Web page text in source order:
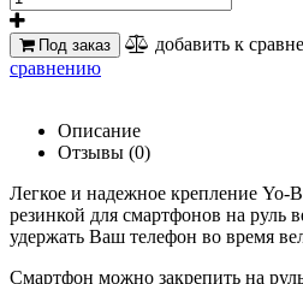
Под заказ добавить к
сравнению
Описание
Отзывы (0)
Легкое и надежное крепление Yo-
резинкой для смартфонов на руль
удержать Ваш телефон во время
Смартфон можно закрепить на